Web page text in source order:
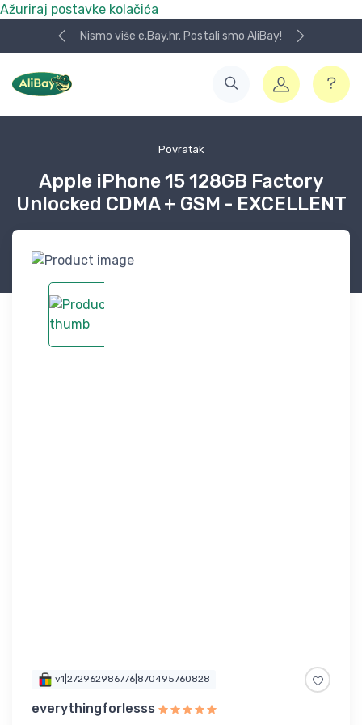
Ažuriraj postavke kolačića
Nismo više e.Bay.hr. Postali smo AliBay!
Povratak
Apple iPhone 15 128GB Factory
Unlocked CDMA + GSM - EXCELLENT
v1|272962986776|870495760828
everythingforlesss